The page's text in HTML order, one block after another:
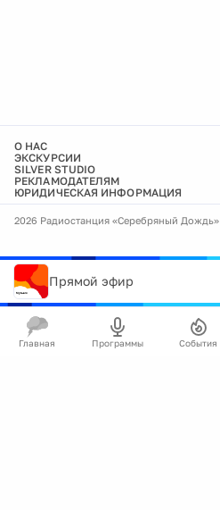
О НАС
ЭКСКУРСИИ
SILVER STUDIO
РЕКЛАМОДАТЕЛЯМ
ЮРИДИЧЕСКАЯ ИНФОРМАЦИЯ
2026 Радиостанция «Серебряный Дождь»
Прямой эфир
Главная Программы События